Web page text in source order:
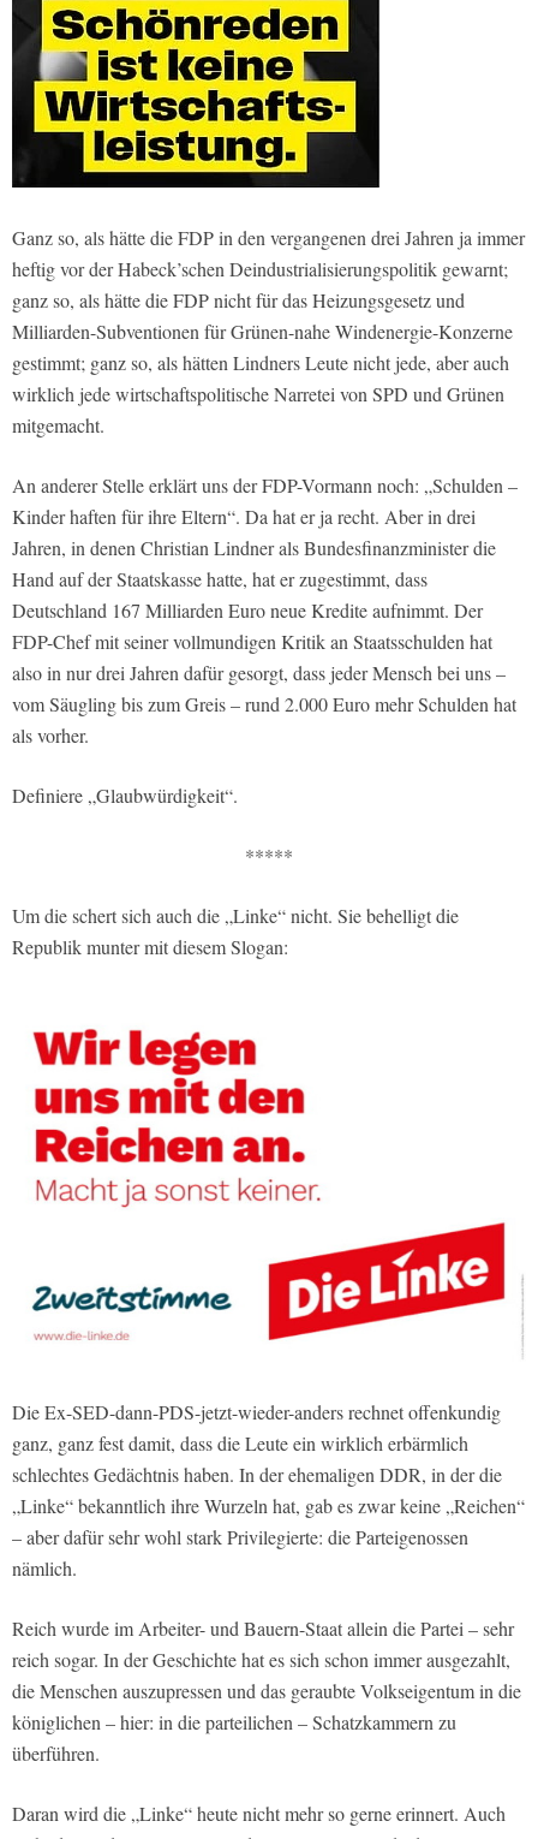
Ganz so, als hätte die FDP in den vergangenen drei Jahren ja immer
heftig vor der Habeck’schen Deindustrialisierungspolitik gewarnt;
ganz so, als hätte die FDP nicht für das Heizungsgesetz und
Milliarden-Subventionen für Grünen-nahe Windenergie-Konzerne
gestimmt; ganz so, als hätten Lindners Leute nicht jede, aber auch
wirklich jede wirtschaftspolitische Narretei von SPD und Grünen
mitgemacht.
An anderer Stelle erklärt uns der FDP-Vormann noch: „Schulden –
Kinder haften für ihre Eltern“. Da hat er ja recht. Aber in drei
Jahren, in denen Christian Lindner als Bundesfinanzminister die
Hand auf der Staatskasse hatte, hat er zugestimmt, dass
Deutschland 167 Milliarden Euro neue Kredite aufnimmt. Der
FDP-Chef mit seiner vollmundigen Kritik an Staatsschulden hat
also in nur drei Jahren dafür gesorgt, dass jeder Mensch bei uns –
vom Säugling bis zum Greis – rund 2.000 Euro mehr Schulden hat
als vorher.
Definiere „Glaubwürdigkeit“.
*****
Um die schert sich auch die „Linke“ nicht. Sie behelligt die
Republik munter mit diesem Slogan:
Die Ex-SED-dann-PDS-jetzt-wieder-anders rechnet offenkundig
ganz, ganz fest damit, dass die Leute ein wirklich erbärmlich
schlechtes Gedächtnis haben. In der ehemaligen DDR, in der die
„Linke“ bekanntlich ihre Wurzeln hat, gab es zwar keine „Reichen“
– aber dafür sehr wohl stark Privilegierte: die Parteigenossen
nämlich.
Reich wurde im Arbeiter- und Bauern-Staat allein die Partei – sehr
reich sogar. In der Geschichte hat es sich schon immer ausgezahlt,
die Menschen auszupressen und das geraubte Volkseigentum in die
königlichen – hier: in die parteilichen – Schatzkammern zu
überführen.
Daran wird die „Linke“ heute nicht mehr so gerne erinnert. Auch